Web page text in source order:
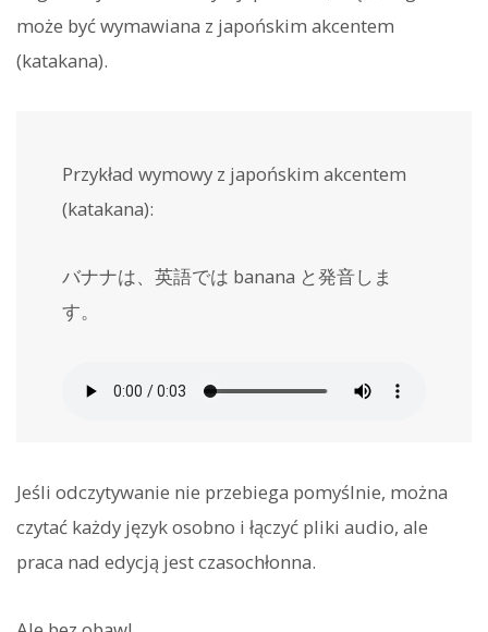
może być wymawiana z japońskim akcentem
(katakana).
Przykład wymowy z japońskim akcentem
(katakana):
バナナは、英語では banana と発音しま
す。
Jeśli odczytywanie nie przebiega pomyślnie, można
czytać każdy język osobno i łączyć pliki audio, ale
praca nad edycją jest czasochłonna.